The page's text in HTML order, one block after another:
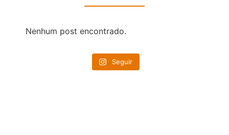
Nenhum post encontrado.
Seguir